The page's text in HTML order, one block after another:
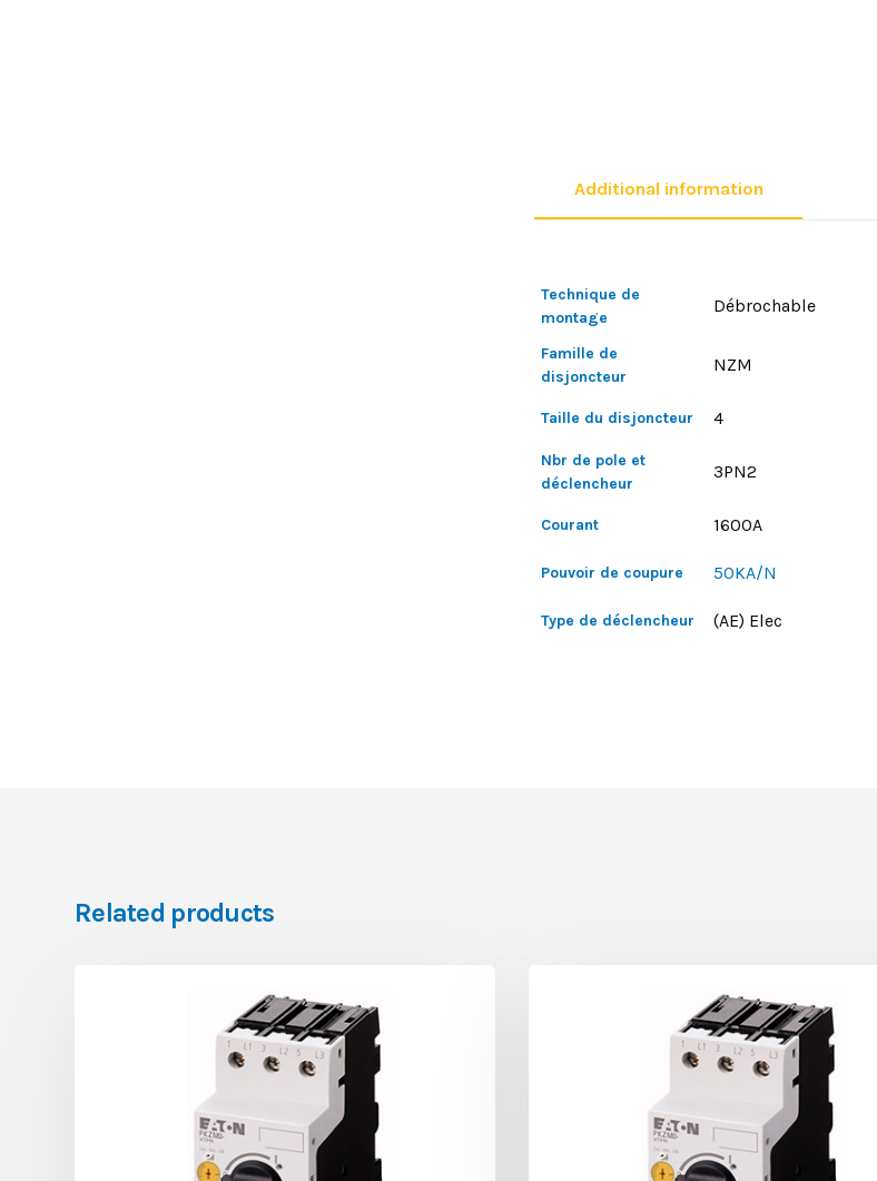
Additional information
Technique de
montage
Débrochable
Famille de
disjoncteur
NZM
Taille du disjoncteur 4
Nbr de pole et
déclencheur
3PN2
Courant 1600A
Pouvoir de coupure 50KA/N
Type de déclencheur (AE) Elec
Related products